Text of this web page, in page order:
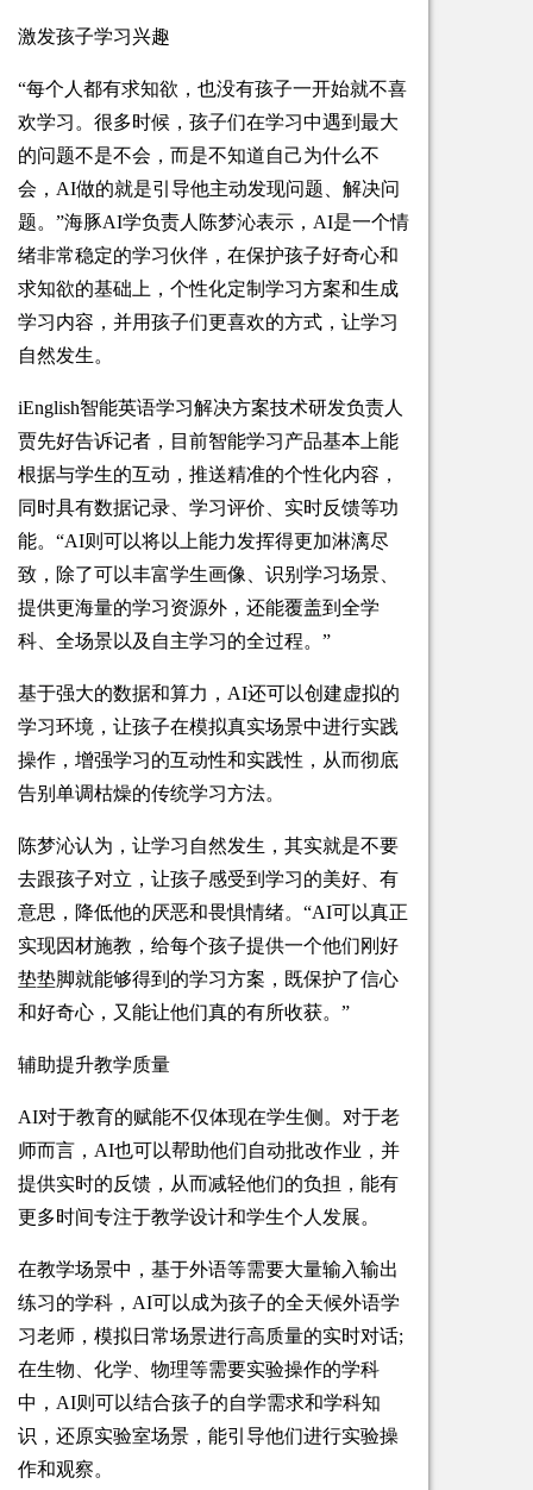
激发孩子学习兴趣
“每个人都有求知欲，也没有孩子一开始就不喜
欢学习。很多时候，孩子们在学习中遇到最大
的问题不是不会，而是不知道自己为什么不
会，AI做的就是引导他主动发现问题、解决问
题。”海豚AI学负责人陈梦沁表示，AI是一个情
绪非常稳定的学习伙伴，在保护孩子好奇心和
求知欲的基础上，个性化定制学习方案和生成
学习内容，并用孩子们更喜欢的方式，让学习
自然发生。
iEnglish智能英语学习解决方案技术研发负责人
贾先好告诉记者，目前智能学习产品基本上能
根据与学生的互动，推送精准的个性化内容，
同时具有数据记录、学习评价、实时反馈等功
能。“AI则可以将以上能力发挥得更加淋漓尽
致，除了可以丰富学生画像、识别学习场景、
提供更海量的学习资源外，还能覆盖到全学
科、全场景以及自主学习的全过程。”
基于强大的数据和算力，AI还可以创建虚拟的
学习环境，让孩子在模拟真实场景中进行实践
操作，增强学习的互动性和实践性，从而彻底
告别单调枯燥的传统学习方法。
陈梦沁认为，让学习自然发生，其实就是不要
去跟孩子对立，让孩子感受到学习的美好、有
意思，降低他的厌恶和畏惧情绪。“AI可以真正
实现因材施教，给每个孩子提供一个他们刚好
垫垫脚就能够得到的学习方案，既保护了信心
和好奇心，又能让他们真的有所收获。”
辅助提升教学质量
AI对于教育的赋能不仅体现在学生侧。对于老
师而言，AI也可以帮助他们自动批改作业，并
提供实时的反馈，从而减轻他们的负担，能有
更多时间专注于教学设计和学生个人发展。
在教学场景中，基于外语等需要大量输入输出
练习的学科，AI可以成为孩子的全天候外语学
习老师，模拟日常场景进行高质量的实时对话;
在生物、化学、物理等需要实验操作的学科
中，AI则可以结合孩子的自学需求和学科知
识，还原实验室场景，能引导他们进行实验操
作和观察。